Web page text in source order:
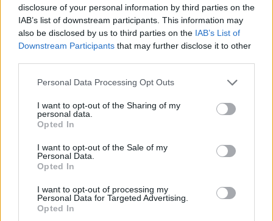
disclosure of your personal information by third parties on the
IAB’s list of downstream participants. This information may
also be disclosed by us to third parties on the IAB’s List of
Downstream Participants that may further disclose it to other
Please note that this website/app uses one or more Google
not limited to your visit or usage behaviour. You may click to
grant or deny consent to Google and its third-party tags to
use your data for below specified purposes in below Google
consent section.
Personal Data Processing Opt Outs
I want to opt-out of the Sharing of my
personal data.
Opted In
I want to opt-out of the Sale of my
Personal Data.
Opted In
I want to opt-out of processing my
Personal Data for Targeted Advertising.
Opted In
Σχόλια
Συναγερμός στον
πτώμα σε σπηλιά κοντά
Ισιδώρων - Φωτογραφίες
από το σημείο
Συναγερμός για
έως 9 μποφόρ και
«επικίνδυνες»